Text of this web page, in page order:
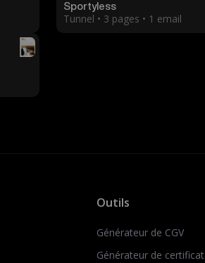
Sportyless
Tunnel • 3 pages • 1 email
Outils
Générateur de CGV
Générateur de certificat